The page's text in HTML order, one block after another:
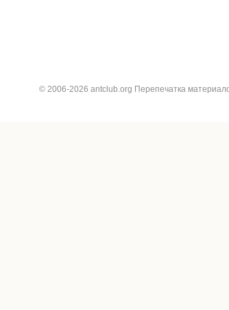
© 2006-2026 antclub.org Перепечатка